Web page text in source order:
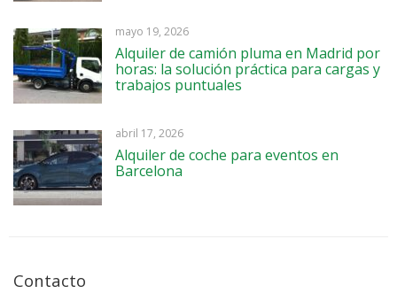
mayo 19, 2026
Alquiler de camión pluma en Madrid por
horas: la solución práctica para cargas y
trabajos puntuales
abril 17, 2026
Alquiler de coche para eventos en
Barcelona
Contacto